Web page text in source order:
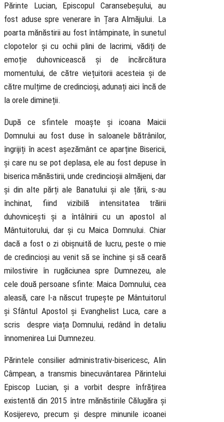
Părinte Lucian, Episcopul Caransebeșului, au
fost aduse spre venerare în Țara Almăjului. La
poarta mănăstirii au fost întâmpinate, în sunetul
clopotelor și cu ochii plini de lacrimi, vădiți de
emoție duhovnicească și de încărcătura
momentului, de către viețuitorii acesteia și de
către mulțime de credincioși, adunați aici încă de
la orele dimineții.
După ce sfintele moaște și icoana Maicii
Domnului au fost duse în saloanele bătrânilor,
îngrijiți în acest așezământ ce aparține Bisericii,
și care nu se pot deplasa, ele au fost depuse în
biserica mănăstirii, unde credincioșii almăjeni, dar
și din alte părți ale Banatului și ale țării, s-au
închinat, fiind vizibilă intensitatea trăirii
duhovnicești și a întâlnirii cu un apostol al
Mântuitorului, dar și cu Maica Domnului. Chiar
dacă a fost o zi obișnuită de lucru, peste o mie
de credincioși au venit să se închine și să ceară
milostivire în rugăciunea spre Dumnezeu, ale
cele două persoane sfinte: Maica Domnului, cea
aleasă, care l-a născut trupește pe Mântuitorul
și Sfântul Apostol și Evanghelist Luca, care a
scris despre viața Domnului, redând în detaliu
înnomenirea Lui Dumnezeu.
Părintele consilier administrativ-bisericesc, Alin
Câmpean, a transmis binecuvântarea Părintelui
Episcop Lucian, și a vorbit despre înfrățirea
existentă din 2015 între mănăstirile Călugăra și
Kosijerevo, precum și despre minunile icoanei